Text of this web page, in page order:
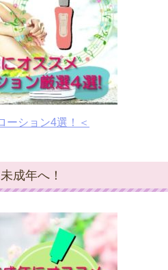
ーション4選！＜
成年へ！